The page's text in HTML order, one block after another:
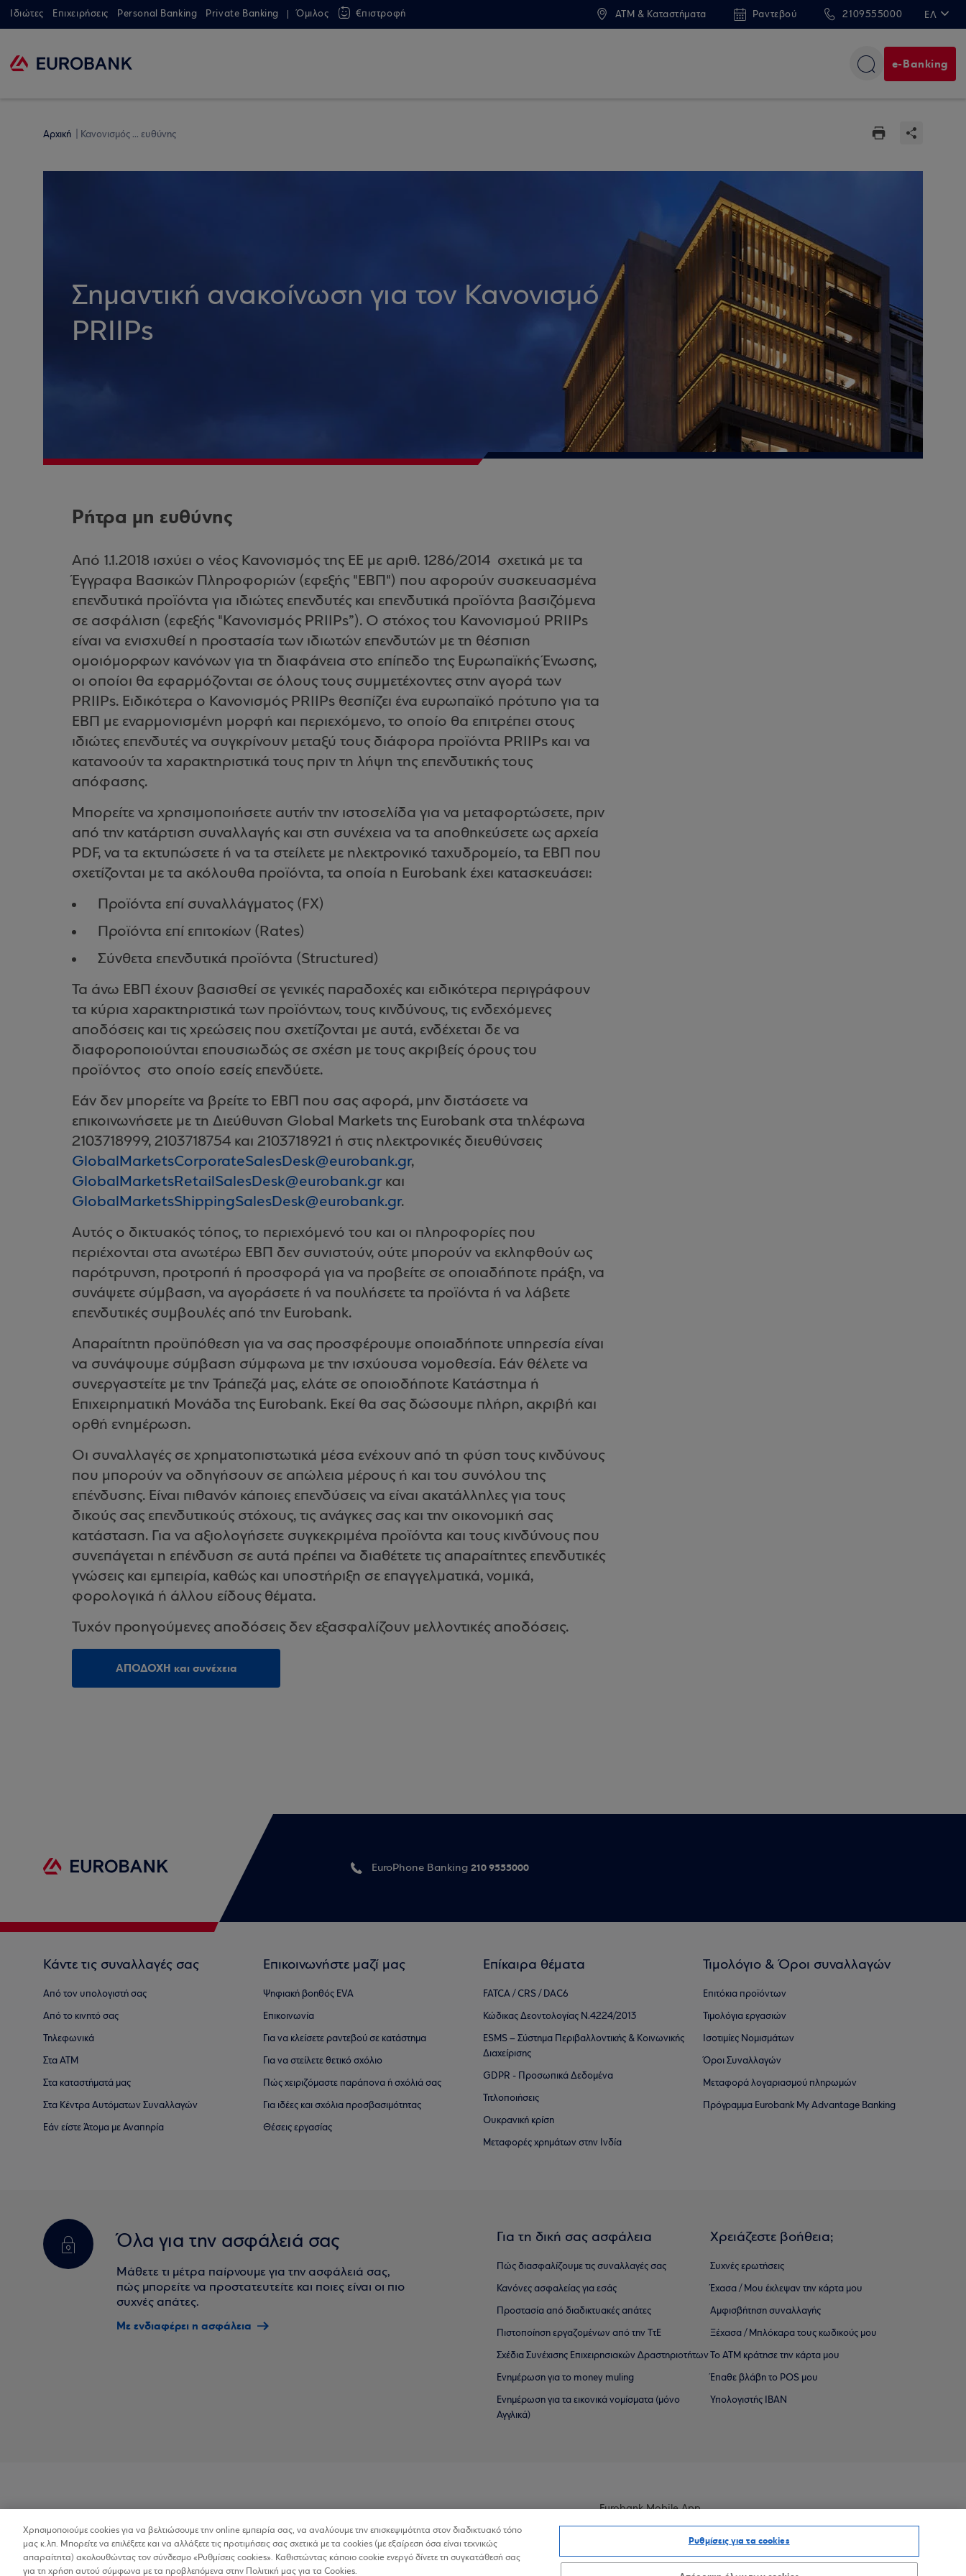
Ιδιώτες Επιχειρήσεις Personal Banking Private Banking Όμιλος €πιστροφή ATM & Καταστήματα Ραντεβού 2109555000 ΕΛ
e-Banking
Αρχική Κανονισμός ... ευθύνης
Σημαντική ανακοίνωση για τον Κανονισμό
PRIIPs
Ρήτρα μη ευθύνης
Από 1.1.2018 ισχύει ο νέος Κανονισμός της ΕΕ με αριθ. 1286/2014 σχετικά με τα
Έγγραφα Βασικών Πληροφοριών (εφεξής "ΕΒΠ") που αφορούν συσκευασμένα
επενδυτικά προϊόντα για ιδιώτες επενδυτές και επενδυτικά προϊόντα βασιζόμενα
σε ασφάλιση (εφεξής "Κανονισμός PRIIPs”). Ο στόχος του Κανονισμού PRIIPs
είναι να ενισχυθεί η προστασία των ιδιωτών επενδυτών με τη θέσπιση
ομοιόμορφων κανόνων για τη διαφάνεια στο επίπεδο της Ευρωπαϊκής Ένωσης,
οι οποίοι θα εφαρμόζονται σε όλους τους συμμετέχοντες στην αγορά των
PRIIPs. Ειδικότερα ο Κανονισμός PRIIPs θεσπίζει ένα ευρωπαϊκό πρότυπο για τα
ΕΒΠ με εναρμονισμένη μορφή και περιεχόμενο, το οποίο θα επιτρέπει στους
ιδιώτες επενδυτές να συγκρίνουν μεταξύ τους διάφορα προϊόντα PRIIPs και να
κατανοούν τα χαρακτηριστικά τους πριν τη λήψη της επενδυτικής τους
απόφασης.
Μπορείτε να χρησιμοποιήσετε αυτήν την ιστοσελίδα για να μεταφορτώσετε, πριν
από την κατάρτιση συναλλαγής και στη συνέχεια να τα αποθηκεύσετε ως αρχεία
PDF, να τα εκτυπώσετε ή να τα στείλετε με ηλεκτρονικό ταχυδρομείο, τα ΕΒΠ που
σχετίζονται με τα ακόλουθα προϊόντα, τα οποία η Eurobank έχει κατασκευάσει:
Προϊόντα επί συναλλάγματος (FX)
Προϊόντα επί επιτοκίων (Rates)
Σύνθετα επενδυτικά προϊόντα (Structured)
Τα άνω ΕΒΠ έχουν βασισθεί σε γενικές παραδοχές και ειδικότερα περιγράφουν
τα κύρια χαρακτηριστικά των προϊόντων, τους κινδύνους, τις ενδεχόμενες
αποδόσεις και τις χρεώσεις που σχετίζονται με αυτά, ενδέχεται δε να
διαφοροποιούνται επουσιωδώς σε σχέση με τους ακριβείς όρους του
προϊόντος στο οποίο εσείς επενδύετε.
Eάν δεν μπορείτε να βρείτε το ΕΒΠ που σας αφορά, μην διστάσετε να
επικοινωνήσετε με τη Διεύθυνση Global Markets της Eurobank στα τηλέφωνα
2103718999, 2103718754 και 2103718921 ή στις ηλεκτρονικές διευθύνσεις
GlobalMarketsCorporateSalesDesk@eurobank.gr,
GlobalMarketsRetailSalesDesk@eurobank.grκαι
GlobalMarketsShippingSalesDesk@eurobank.gr.
Αυτός ο δικτυακός τόπος, το περιεχόμενό του και οι πληροφορίες που
περιέχονται στα ανωτέρω ΕΒΠ δεν συνιστούν, ούτε μπορούν να εκληφθούν ως
παρότρυνση, προτροπή ή προσφορά για να προβείτε σε οποιαδήποτε πράξη, να
συνάψετε σύμβαση, να αγοράσετε ή να πουλήσετε τα προϊόντα ή να λάβετε
επενδυτικές συμβουλές από την Eurobank.
Απαραίτητη προϋπόθεση για να σας προσφέρουμε οποιαδήποτε υπηρεσία είναι
να συνάψουμε σύμβαση σύμφωνα με την ισχύουσα νομοθεσία. Εάν θέλετε να
συνεργαστείτε με την Τράπεζά μας, ελάτε σε οποιοδήποτε Κατάστημα ή
Επιχειρηματική Μονάδα της Eurobank. Εκεί θα σας δώσουμε πλήρη, ακριβή και
ορθή ενημέρωση.
Οι συναλλαγές σε χρηματοπιστωτικά μέσα ενέχουν από τη φύση τους κινδύνους
που μπορούν να οδηγήσουν σε απώλεια μέρους ή και του συνόλου της
επένδυσης. Είναι πιθανόν κάποιες επενδύσεις να είναι ακατάλληλες για τους
δικούς σας επενδυτικούς στόχους, τις ανάγκες σας και την οικονομική σας
κατάσταση. Για να αξιολογήσετε συγκεκριμένα προϊόντα και τους κινδύνους που
συνεπάγεται η επένδυση σε αυτά πρέπει να διαθέτετε τις απαραίτητες επενδυτικές
γνώσεις και εμπειρία, καθώς και υποστήριξη σε επαγγελματικά, νομικά,
φορολογικά ή άλλου είδους θέματα.
Τυχόν προηγούμενες αποδόσεις δεν εξασφαλίζουν μελλοντικές αποδόσεις.
ΑΠΟΔΟΧΗ και συνέχεια
EuroPhone Banking 210 9555000
Κάντε τις συναλλαγές σας
Από τον υπολογιστή σας
Από το κινητό σας
Τηλεφωνικά
Στα ΑΤΜ
Στα καταστήματά μας
Στα Κέντρα Αυτόματων Συναλλαγών
Εάν είστε Άτομα με Αναπηρία
Επικοινωνήστε μαζί μας
Ψηφιακή βοηθός EVA
Επικοινωνία
Για να κλείσετε ραντεβού σε κατάστημα
Για να στείλετε θετικό σχόλιο
Πώς χειριζόμαστε παράπονα ή σχόλιά σας
Για ιδέες και σχόλια προσβασιμότητας
Θέσεις εργασίας
Επίκαιρα θέματα
FATCA / CRS / DAC6
Κώδικας Δεοντολογίας Ν.4224/2013
ESMS – Σύστημα Περιβαλλοντικής & Κοινωνικής
Διαχείρισης
GDPR - Προσωπικά Δεδομένα
Τιτλοποιήσεις
Ουκρανική κρίση
Μεταφορές χρημάτων στην Ινδία
Τιμολόγιο & Όροι συναλλαγών
Επιτόκια προϊόντων
Τιμολόγια εργασιών
Ισοτιμίες Νομισμάτων
Όροι Συναλλαγών
Μεταφορά λογαριασμού πληρωμών
Πρόγραμμα Eurobank My Advantage Banking
Όλα για την ασφάλειά σας
Μάθετε τι μέτρα παίρνουμε για την ασφάλειά σας,
πώς μπορείτε να προστατευτείτε και ποιες είναι οι πιο
συχνές απάτες.
Με ενδιαφέρει η ασφάλεια
Για τη δική σας ασφάλεια
Πώς διασφαλίζουμε τις συναλλαγές σας
Κανόνες ασφαλείας για εσάς
Προστασία από διαδικτυακές απάτες
Πιστοποίηση εργαζομένων από την ΤτΕ
Σχέδια Συνέχισης Επιχειρησιακών ∆ραστηριοτήτων
Ενημέρωση για το money muling
Ενημέρωση για τα εικονικά νομίσματα (μόνο
Αγγλικά)
Χρειάζεστε βοήθεια;
Συχνές ερωτήσεις
Έχασα / Μου έκλεψαν την κάρτα μου
Αμφισβήτηση συναλλαγής
Ξέχασα / Μπλόκαρα τους κωδικούς μου
Το ΑΤΜ κράτησε την κάρτα μου
Έπαθε βλάβη το POS μου
Υπολογιστής IBAN
Προσβασιμότητα
Eurobank Mobile App
Χρησιμοποιούμε cookies για να βελτιώσουμε την online εμπειρία σας, να αναλύουμε την επισκεψιμότητα στον διαδικτυακό τόπο
μας κ.λπ. Μπορείτε να επιλέξετε και να αλλάξετε τις προτιμήσεις σας σχετικά με τα cookies (με εξαίρεση όσα είναι τεχνικώς
απαραίτητα) ακολουθώντας τον σύνδεσμο «Ρυθμίσεις cookies». Καθιστώντας κάποιο cookie ενεργό δίνετε τη συγκατάθεσή σας
για τη χρήση αυτού σύμφωνα με τα προβλεπόμενα στην Πολιτική μας για τα Cookies.
Ρυθμίσεις για τα cookies